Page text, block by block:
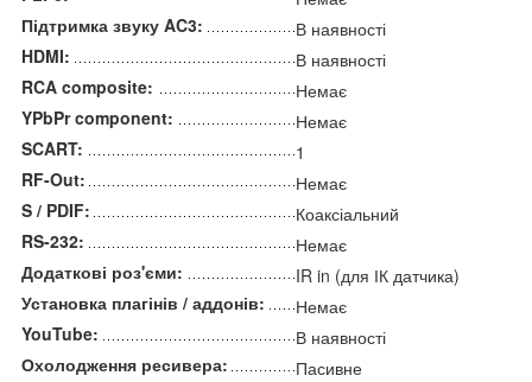
Підтримка звуку AC3:
В наявності
HDMI:
В наявності
RCA composite:
Немає
YPbPr component:
Немає
SCART:
1
RF-Out:
Немає
S / PDIF:
Коаксіальний
RS-232:
Немає
Додаткові роз'єми:
IR in (для ІК датчика)
Установка плагінів / аддонів:
Немає
YouTube:
В наявності
Охолодження ресивера:
Пасивне